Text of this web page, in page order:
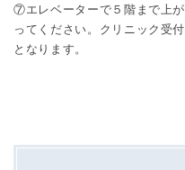
⑦エレベーターで５階まで上が
ってください。クリニック受付
となります。